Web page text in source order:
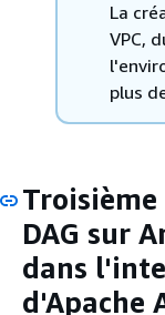
La
VPC,
plus
DAG sur
dans
d'Apache